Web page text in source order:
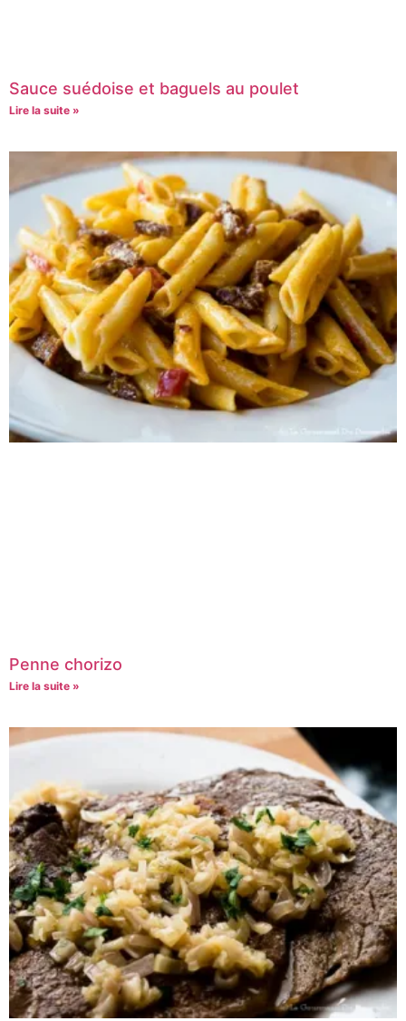
Sauce suédoise et baguels au poulet
Lire la suite »
Penne chorizo
Lire la suite »